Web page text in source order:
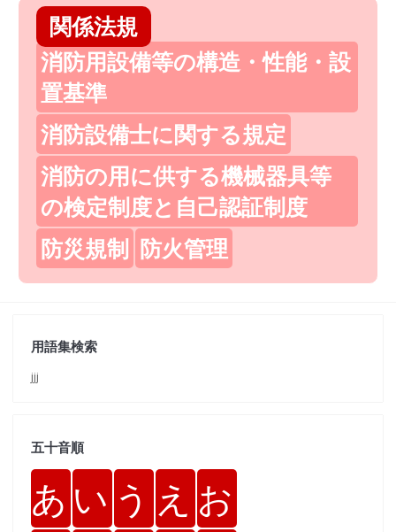
関係法規
消防用設備等の構造・性能・設
置基準
消防設備士に関する規定
消防の用に供する機械器具等
の検定制度と自己認証制度
防災規制 防火管理
用語集検索
jjj
五十音順
あ い う え お